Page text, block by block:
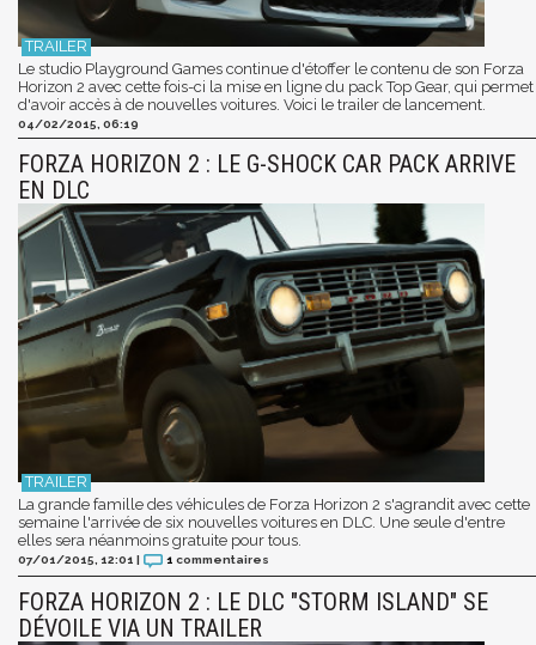
Le studio Playground Games continue d'étoffer le contenu de son Forza
Horizon 2 avec cette fois-ci la mise en ligne du pack Top Gear, qui permet
d'avoir accès à de nouvelles voitures. Voici le trailer de lancement.
04/02/2015, 06:19
FORZA HORIZON 2 : LE G-SHOCK CAR PACK ARRIVE
EN DLC
La grande famille des véhicules de Forza Horizon 2 s'agrandit avec cette
semaine l'arrivée de six nouvelles voitures en DLC. Une seule d'entre
elles sera néanmoins gratuite pour tous.
07/01/2015, 12:01 | 1 commentaires
FORZA HORIZON 2 : LE DLC "STORM ISLAND" SE
DÉVOILE VIA UN TRAILER